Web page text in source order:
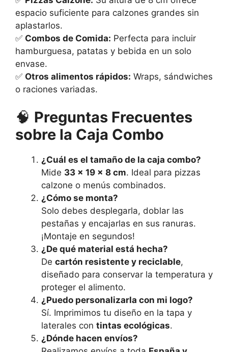
espacio suficiente para calzones grandes sin
aplastarlos.
✅ Combos de Comida: Perfecta para incluir
hamburguesa, patatas y bebida en un solo
envase.
✅ Otros alimentos rápidos: Wraps, sándwiches
o raciones variadas.
🧠 Preguntas Frecuentes
sobre la Caja Combo
¿Cuál es el tamaño de la caja combo?
Mide 33 x 19 x 8 cm. Ideal para pizzas
calzone o menús combinados.
¿Cómo se monta?
Solo debes desplegarla, doblar las
pestañas y encajarlas en sus ranuras.
¡Montaje en segundos!
¿De qué material está hecha?
De cartón resistente y reciclable,
diseñado para conservar la temperatura y
proteger el alimento.
¿Puedo personalizarla con mi logo?
Sí. Imprimimos tu diseño en la tapa y
laterales con tintas ecológicas.
¿Dónde hacen envíos?